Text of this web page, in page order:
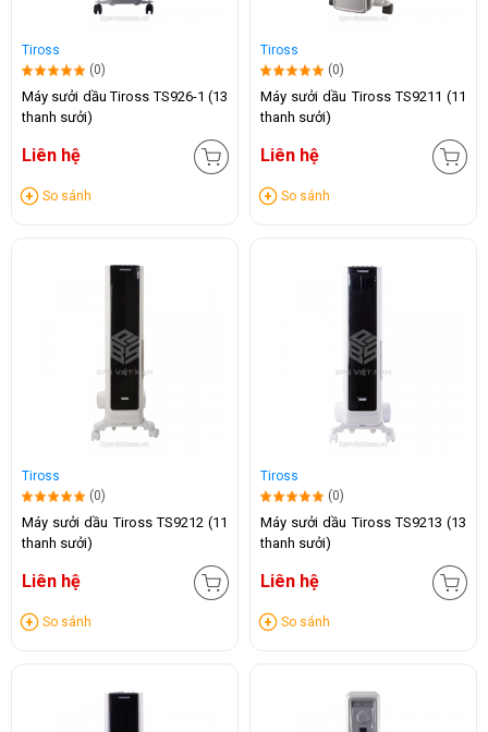
Tiross
(0)
Máy sưởi dầu Tiross TS926-1 (13
thanh sưởi)
Liên hệ
So sánh
Tiross
(0)
Máy sưởi dầu Tiross TS9211 (11
thanh sưởi)
Liên hệ
So sánh
Tiross
(0)
Máy sưởi dầu Tiross TS9212 (11
thanh sưởi)
Liên hệ
So sánh
Tiross
(0)
Máy sưởi dầu Tiross TS9213 (13
thanh sưởi)
Liên hệ
So sánh